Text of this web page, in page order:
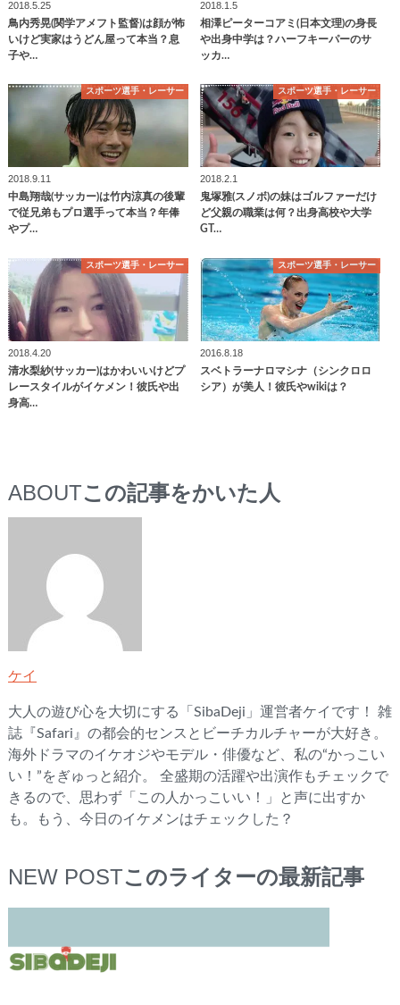
2018.5.25
鳥内秀晃(関学アメフト監督)は顔が怖
いけど実家はうどん屋って本当？息
子や…
2018.1.5
相澤ピーターコアミ(日本文理)の身長
や出身中学は？ハーフキーパーのサ
ッカ…
スポーツ選手・レーサー
2018.9.11
中島翔哉(サッカー)は竹内涼真の後輩
で従兄弟もプロ選手って本当？年俸
やプ…
スポーツ選手・レーサー
2018.2.1
鬼塚雅(スノボ)の妹はゴルファーだけ
ど父親の職業は何？出身高校や大学
GT…
スポーツ選手・レーサー
2018.4.20
清水梨紗(サッカー)はかわいいけどプ
レースタイルがイケメン！彼氏や出
身高…
スポーツ選手・レーサー
2016.8.18
スベトラーナロマシナ（シンクロロ
シア）が美人！彼氏やwikiは？
ABOUTこの記事をかいた人
ケイ
大人の遊び心を大切にする「SibaDeji」運営者ケイです！ 雑
誌『Safari』の都会的センスとビーチカルチャーが大好き。
海外ドラマのイケオジやモデル・俳優など、私の“かっこい
い！”をぎゅっと紹介。 全盛期の活躍や出演作もチェックで
きるので、思わず「この人かっこいい！」と声に出すか
も。もう、今日のイケメンはチェックした？
NEW POSTこのライターの最新記事